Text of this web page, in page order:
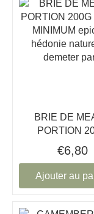
BRIE DE
PORTION
€6,80
Ajouter au